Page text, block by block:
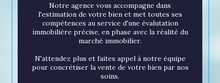
Un partenaire de
confiance pour la gestion
de votre bien
La gestion immobilière est un art que
Notre agence vous accompagne dans
l'estimation de votre bien et met toutes ses
compétences au service d'une évalutation
immobilière précise, en phase avec la réalité du
marché immobilier.
N'attendez plus et faites appel à notre équipe
pour concrétiser la vente de votre bien par nos
soins.